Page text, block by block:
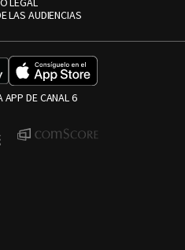
LAS AUDIENCIAS
APP DE CANAL 6